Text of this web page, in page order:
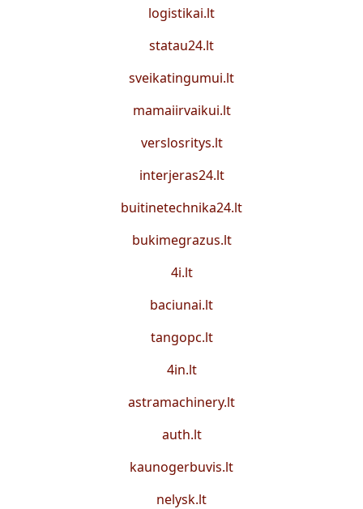
logistikai.lt
statau24.lt
sveikatingumui.lt
mamaiirvaikui.lt
verslosritys.lt
interjeras24.lt
buitinetechnika24.lt
bukimegrazus.lt
4i.lt
baciunai.lt
tangopc.lt
4in.lt
astramachinery.lt
auth.lt
kaunogerbuvis.lt
nelysk.lt